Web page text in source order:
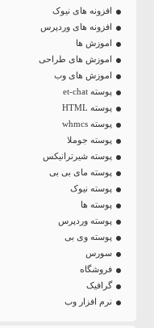
افزونه های نیوک
افزونه های وردپرس
اموزش ها
اموزش های طراحی
اموزش های وب
پوسته et-chat
پوسته HTML
پوسته whmcs
پوسته جوملا
پوسته شیرترانیکس
پوسته مای بی بی
پوسته نیوک
پوسته ها
پوسته وردپرس
پوسته وی بی
سورس
فروشگاه
گرافیک
نرم افزار وب